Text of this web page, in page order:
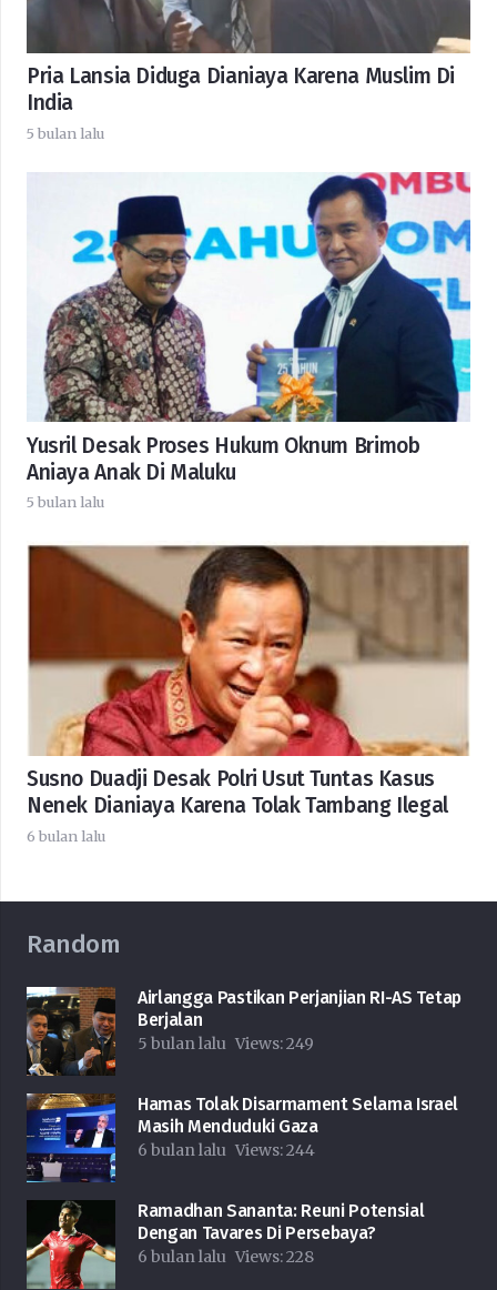
Pria Lansia Diduga Dianiaya Karena Muslim Di
India
5 bulan lalu
Yusril Desak Proses Hukum Oknum Brimob
Aniaya Anak Di Maluku
5 bulan lalu
Susno Duadji Desak Polri Usut Tuntas Kasus
Nenek Dianiaya Karena Tolak Tambang Ilegal
6 bulan lalu
Random
Airlangga Pastikan Perjanjian RI-AS Tetap
Berjalan
5 bulan lalu Views:249
Hamas Tolak Disarmament Selama Israel
Masih Menduduki Gaza
6 bulan lalu Views:244
Ramadhan Sananta: Reuni Potensial
Dengan Tavares Di Persebaya?
6 bulan lalu Views:228